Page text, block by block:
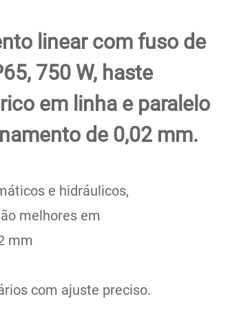
linear com fuso de
750 W, haste
em linha e paralelo
de 0,02 mm.
e hidráulicos,
melhores em
mm
com ajuste preciso.